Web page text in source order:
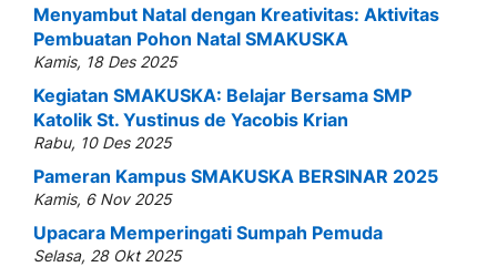
Menyambut Natal dengan Kreativitas: Aktivitas
Pembuatan Pohon Natal SMAKUSKA
Kamis, 18 Des 2025
Kegiatan SMAKUSKA: Belajar Bersama SMP
Katolik St. Yustinus de Yacobis Krian
Rabu, 10 Des 2025
Pameran Kampus SMAKUSKA BERSINAR 2025
Kamis, 6 Nov 2025
Upacara Memperingati Sumpah Pemuda
Selasa, 28 Okt 2025